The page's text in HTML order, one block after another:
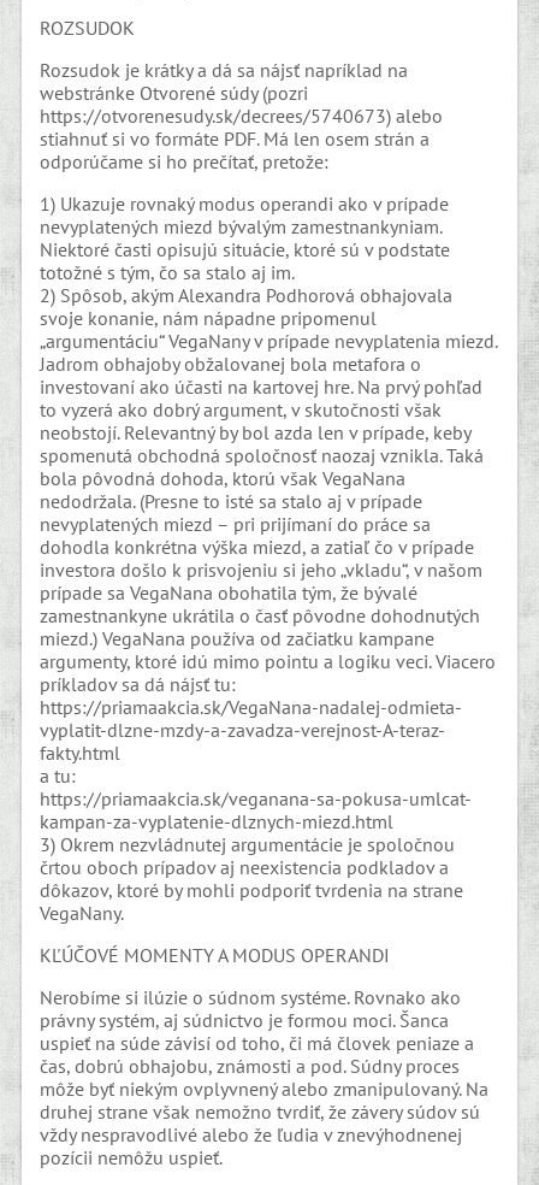
ROZSUDOK
Rozsudok je krátky a dá sa nájsť napríklad na
webstránke Otvorené súdy (pozri
https://otvorenesudy.sk/decrees/5740673) alebo
stiahnuť si vo formáte PDF. Má len osem strán a
odporúčame si ho prečítať, pretože:
1) Ukazuje rovnaký modus operandi ako v prípade
nevyplatených miezd bývalým zamestnankyniam.
Niektoré časti opisujú situácie, ktoré sú v podstate
totožné s tým, čo sa stalo aj im.
2) Spôsob, akým Alexandra Podhorová obhajovala
svoje konanie, nám nápadne pripomenul
„argumentáciu“ VegaNany v prípade nevyplatenia miezd.
Jadrom obhajoby obžalovanej bola metafora o
investovaní ako účasti na kartovej hre. Na prvý pohľad
to vyzerá ako dobrý argument, v skutočnosti však
neobstojí. Relevantný by bol azda len v prípade, keby
spomenutá obchodná spoločnosť naozaj vznikla. Taká
bola pôvodná dohoda, ktorú však VegaNana
nedodržala. (Presne to isté sa stalo aj v prípade
nevyplatených miezd – pri prijímaní do práce sa
dohodla konkrétna výška miezd, a zatiaľ čo v prípade
investora došlo k prisvojeniu si jeho „vkladu“, v našom
prípade sa VegaNana obohatila tým, že bývalé
zamestnankyne ukrátila o časť pôvodne dohodnutých
miezd.) VegaNana používa od začiatku kampane
argumenty, ktoré idú mimo pointu a logiku veci. Viacero
príkladov sa dá nájsť tu:
https://priamaakcia.sk/VegaNana-nadalej-odmieta-
vyplatit-dlzne-mzdy-a-zavadza-verejnost-A-teraz-
fakty.html
a tu:
https://priamaakcia.sk/veganana-sa-pokusa-umlcat-
kampan-za-vyplatenie-dlznych-miezd.html
3) Okrem nezvládnutej argumentácie je spoločnou
črtou oboch prípadov aj neexistencia podkladov a
dôkazov, ktoré by mohli podporiť tvrdenia na strane
VegaNany.
KĽÚČOVÉ MOMENTY A MODUS OPERANDI
Nerobíme si ilúzie o súdnom systéme. Rovnako ako
právny systém, aj súdnictvo je formou moci. Šanca
uspieť na súde závisí od toho, či má človek peniaze a
čas, dobrú obhajobu, známosti a pod. Súdny proces
môže byť niekým ovplyvnený alebo zmanipulovaný. Na
druhej strane však nemožno tvrdiť, že závery súdov sú
vždy nespravodlivé alebo že ľudia v znevýhodnenej
pozícii nemôžu uspieť.